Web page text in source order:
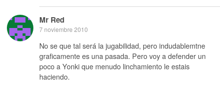
Mr Red
7 noviembre 2010
No se que tal será la jugabilidad, pero indudablemtne
graficamente es una pasada. Pero voy a defender un
poco a Yonki que menudo linchamiento le estais
haciendo.